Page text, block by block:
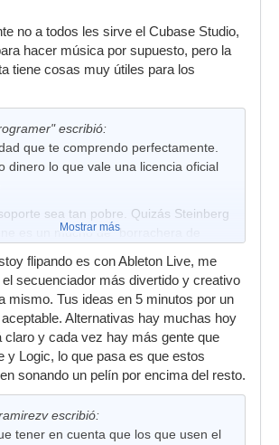
no a todos les sirve el Cubase Studio,
hacer música por supuesto, pero la
tiene cosas muy útiles para los
escribió:
que te comprendo perfectamente.
dinero lo que vale una licencia oficial
sea tan pobre. Quizás Steinberg
es un mucho de "borrachera de
dar el trato que sus clientes
Pues quejas hay muchísimas y eso
a
secuenciadores es muy válido.
el mundo es Cubase o logic. Existen
muy aptas e igual de profesionales.
Mostrar más
flipando es con Ableton Live, me
el secuenciador más divertido y creativo
mismo. Tus ideas en 5 minutos por un
Alternativas hay muchas hoy
claro y cada vez hay más gente que
y Logic, lo que pasa es que estos
sonando un pelín por encima del resto.
escribió:
tener en cuenta que los que usen el